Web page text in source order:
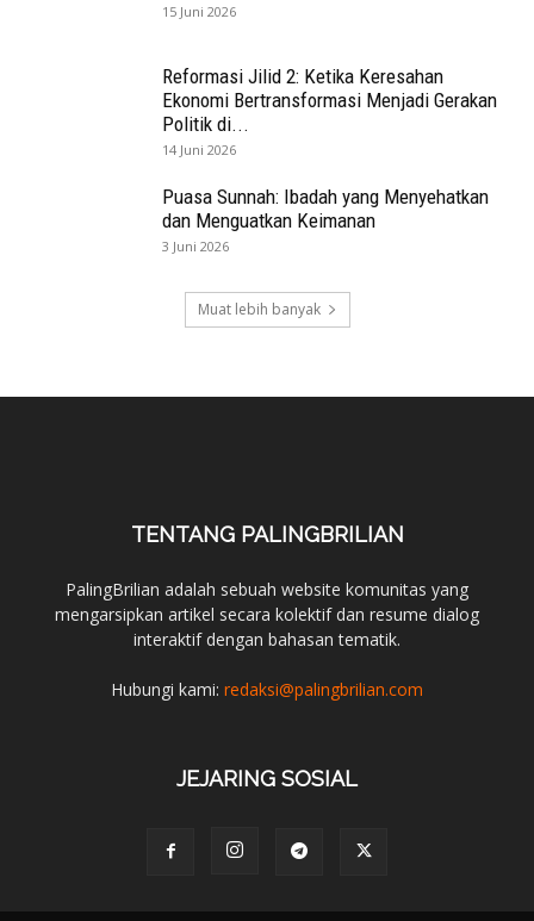
15 Juni 2026
Reformasi Jilid 2: Ketika Keresahan
Ekonomi Bertransformasi Menjadi Gerakan
Politik di...
14 Juni 2026
Puasa Sunnah: Ibadah yang Menyehatkan
dan Menguatkan Keimanan
3 Juni 2026
Muat lebih banyak
TENTANG PALINGBRILIAN
PalingBrilian adalah sebuah website komunitas yang
mengarsipkan artikel secara kolektif dan resume dialog
interaktif dengan bahasan tematik.
Hubungi kami: redaksi@palingbrilian.com
JEJARING SOSIAL